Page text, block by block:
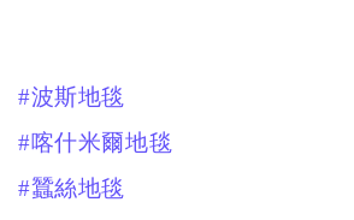
#波斯地毯
#喀什米爾地毯
#蠶絲地毯